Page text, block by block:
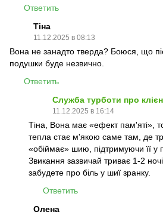
Ответить
Тіна
11.12.2025 в 08:13
Вона не занадто тверда? Боюся, що
подушки буде незвично.
Ответить
Служба турботи про
11.12.2025 в 16:14
Тіна, Вона має «ефект пам'яті»,
тепла стає м'якою саме там, де
«обіймає» шию, підтримуючи її у
Звикання зазвичай триває 1-2
забудете про біль у шиї зранку.
Ответить
Олена